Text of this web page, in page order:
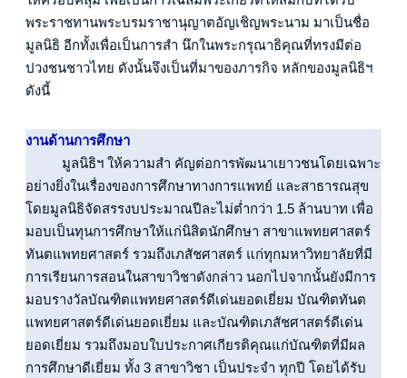
พระราชทานพระบรมราชานุญาตอัญเชิญพระนาม มาเป็นชื่อ
มูลนิธิ อีกทั้งเพื่อเป็นการสำ นึกในพระกรุณาธิคุณที่ทรงมีต่อ
ปวงชนชาวไทย ดังนั้นจึงเป็นที่มาของภารกิจ หลักของมูลนิธิฯ
ดังนี้
งานด้านการศึกษา
อย่างยิ่งในเรื่องของการศึกษาทางการแพทย์ และสาธารณสุข
โดยมูลนิธิจัดสรรงบประมาณปีละไม่ต่ำกว่า 1.5 ล้านบาท เพื่อ
มอบเป็นทุนการศึกษาให้แก่นิสิตนักศึกษา สาขาแพทยศาสตร์
ทันตแพทยศาสตร์ รวมถึงเภสัชศาสตร์ แก่ทุกมหาวิทยาลัยที่มี
การเรียนการสอนในสาขาวิชาดังกล่าว นอกไปจากนั้นยังมีการ
มอบรางวัลบัณฑิตแพทยศาสตร์ดีเด่นยอดเยี่ยม บัณฑิตทันต
แพทยศาสตร์ดีเด่นยอดเยี่ยม และบัณฑิตเภสัชศาสตร์ดีเด่น
ยอดเยี่ยม รวมถึงมอบใบประกาศเกียรติคุณแก่บัณฑิตที่มีผล
การศึกษาดีเยี่ยม ทั้ง 3 สาขาวิชา เป็นประจำ ทุกปี โดยได้รับ